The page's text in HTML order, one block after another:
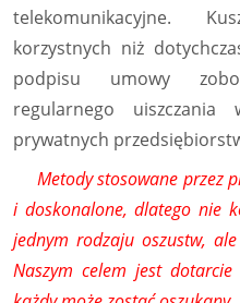
telekomunikacyjne.
korzystnych niż
podpisu umowy
regularnego
prywatnych
Metody stosowane przez
i doskonalone, dlatego nie
jednym rodzaju oszustw,
Naszym celem jest